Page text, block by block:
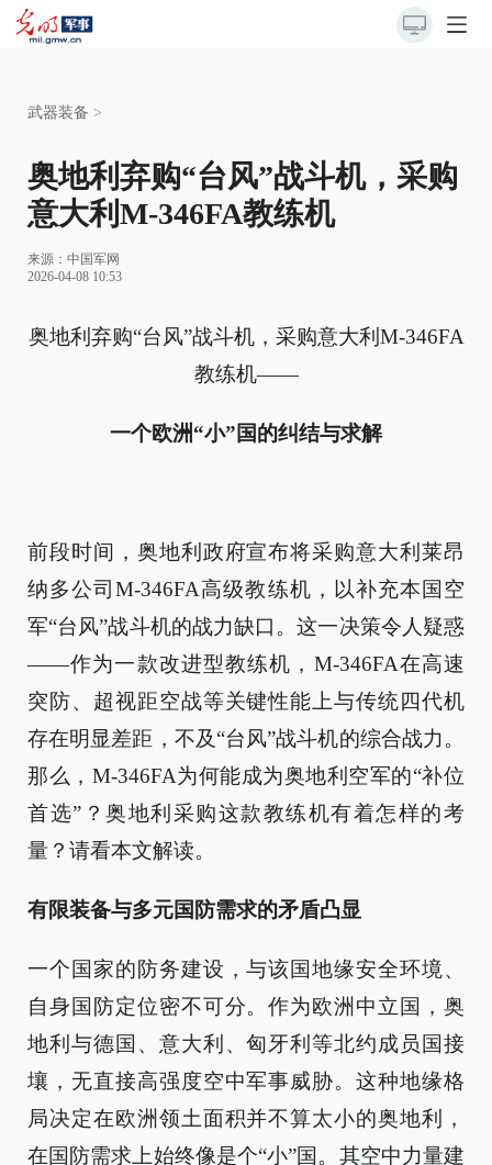
武器装备 >
奥地利弃购“台风”战斗机，采购
意大利M-346FA教练机
来源： 中国军网
2026-04-08 10:53
奥地利弃购“台风”战斗机，采购意大利M-346FA
教练机——
一个欧洲“小”国的纠结与求解
前段时间，奥地利政府宣布将采购意大利莱昂
纳多公司M-346FA高级教练机，以补充本国空
军“台风”战斗机的战力缺口。这一决策令人疑惑
——作为一款改进型教练机，M-346FA在高速
突防、超视距空战等关键性能上与传统四代机
存在明显差距，不及“台风”战斗机的综合战力。
那么，M-346FA为何能成为奥地利空军的“补位
首选”？奥地利采购这款教练机有着怎样的考
量？请看本文解读。
有限装备与多元国防需求的矛盾凸显
一个国家的防务建设，与该国地缘安全环境、
自身国防定位密不可分。作为欧洲中立国，奥
地利与德国、意大利、匈牙利等北约成员国接
壤，无直接高强度空中军事威胁。这种地缘格
局决定在欧洲领土面积并不算太小的奥地利，
在国防需求上始终像是个“小”国。其空中力量建